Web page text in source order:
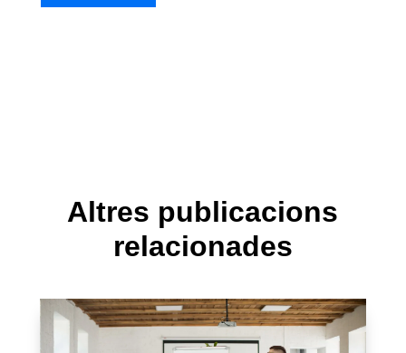
Altres publicacions
relacionades